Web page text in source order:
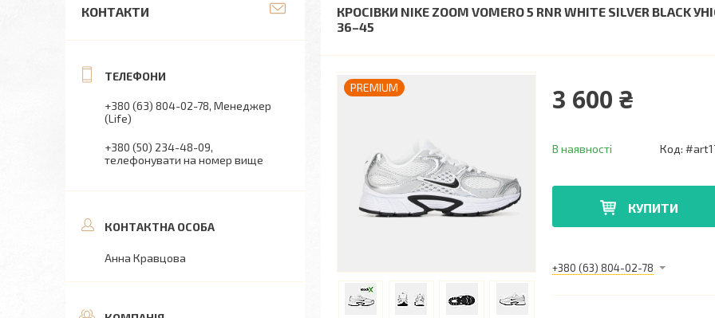
КРОСІВКИ NIKE ZOOM VOMERO 5 RNR WHITE SILVER
36–45
PREMIUM 3 600 ₴
В наявності Код:
КУПИТИ
+380 (63) 804-02-78
КОНТАКТИ
+380 (63) 804-02-78 Менеджер
(Life)
+380 (50) 234-48-09
телефонувати на номер вище
Анна Кравцова